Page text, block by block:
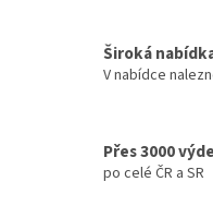
Široká
V nabídce
Přes 3000
po celé ČR a SR